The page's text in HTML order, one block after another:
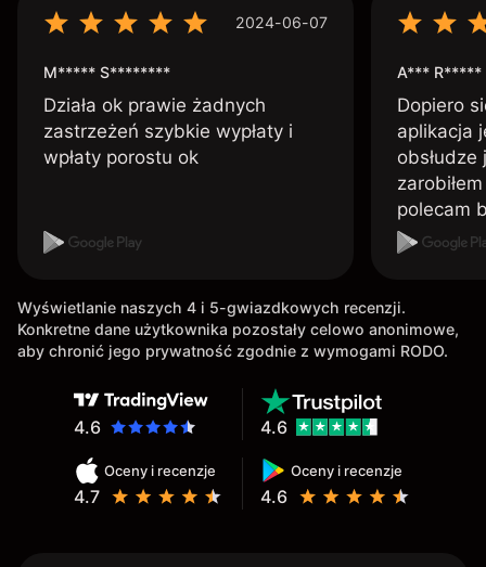
2024-06-07
M***** S********
Działa ok prawie żadnych
zastrzeżeń szybkie wypłaty i
wpłaty porostu ok
A*** R*****
Dopiero
aplikacja
polecam
Wyświetlanie naszych 4 i 5-gwiazdkowych recenzji.
Konkretne dane użytkownika pozostały celowo anonimowe,
aby chronić jego prywatność zgodnie z wymogami RODO.
4.6
Oceny i recenzje
4.7
Oceny i recenzje
4.6
4.6